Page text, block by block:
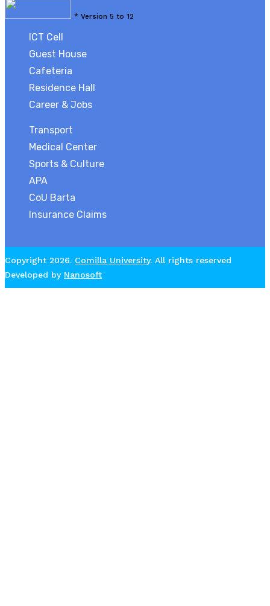
* Version 5 to 12
ICT Cell
Guest House
Cafeteria
Residence Hall
Career & Jobs
Transport
Medical Center
Sports & Culture
APA
CoU Barta
Insurance Claims
Copyright 2026. Comilla University. All rights reserved
Developed by Nanosoft